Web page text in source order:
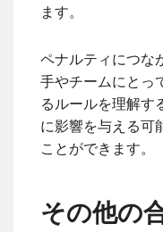
ます。
ペナルティにつな
手やチームにとっ
るルールを理解す
に影響を与える可
ことができます。
その他の